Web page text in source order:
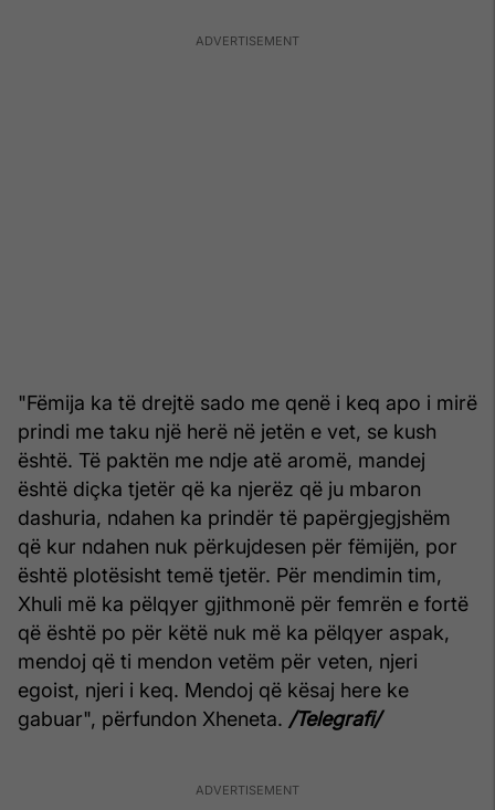
"Fëmija ka të drejtë sado me qenë i keq apo i mirë
prindi me taku një herë në jetën e vet, se kush
është. Të paktën me ndje atë aromë, mandej
është diçka tjetër që ka njerëz që ju mbaron
dashuria, ndahen ka prindër të papërgjegjshëm
që kur ndahen nuk përkujdesen për fëmijën, por
është plotësisht temë tjetër. Për mendimin tim,
Xhuli më ka pëlqyer gjithmonë për femrën e fortë
që është po për këtë nuk më ka pëlqyer aspak,
mendoj që ti mendon vetëm për veten, njeri
egoist, njeri i keq. Mendoj që kësaj here ke
gabuar", përfundon Xheneta. /Telegrafi/